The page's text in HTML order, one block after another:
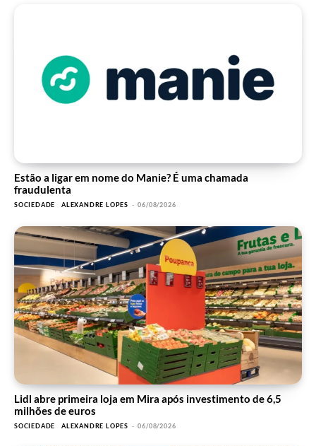
Estão a ligar em nome do Manie? É uma chamada
fraudulenta
SOCIEDADE ALEXANDRE LOPES - 06/08/2026
Lidl abre primeira loja em Mira após investimento de 6,5
milhões de euros
SOCIEDADE ALEXANDRE LOPES - 06/08/2026